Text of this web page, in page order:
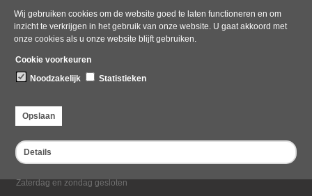
Wij gebruiken cookies om de website goed te laten functioneren en om
inzicht te verkrijgen in het gebruik van onze website. U gaat akkoord met
onze cookies als u onze website blijft gebruiken.
Cookie voorkeuren
Noodzakelijk
Statistieken
Opslaan
Details
Bezoekadres
Dampten 2, 1624 NR Hoorn
Postbus 2095, 1620 EB Hoorn
Openingstijden kantoor
Maandag tot en met vrijdag*
van 08:00 tot 16:30
Zaterdag en zondag gesloten